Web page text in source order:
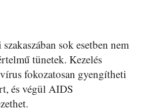
sok esetben nem
tünetek. Kezelés
fokozatosan gyengítheti
és végül AIDS